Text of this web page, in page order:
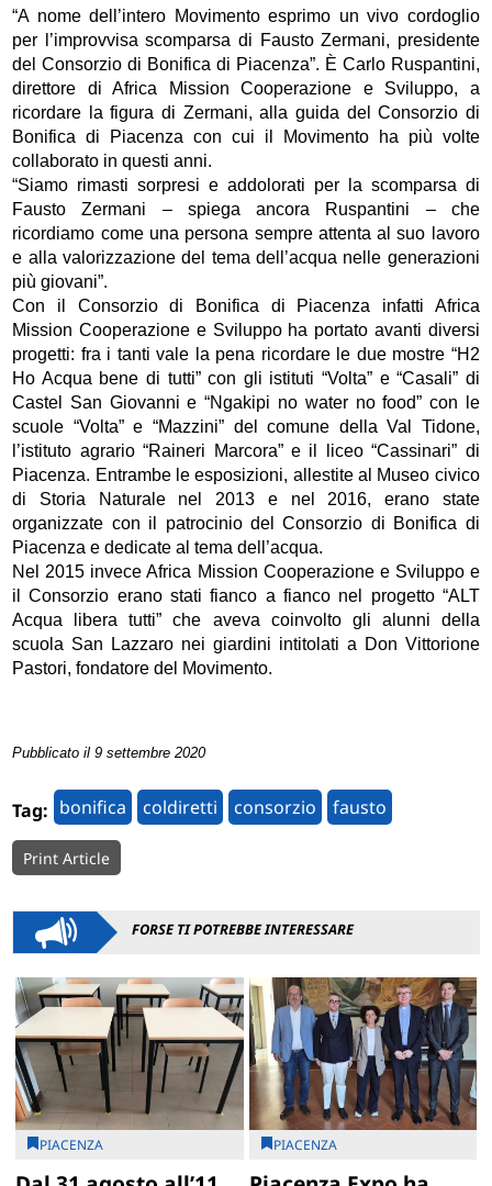
“A nome dell’intero Movimento esprimo un vivo cordoglio
per l’improvvisa scomparsa di Fausto Zermani, presidente
del Consorzio di Bonifica di Piacenza”. È Carlo Ruspantini,
direttore di Africa Mission Cooperazione e Sviluppo, a
ricordare la figura di Zermani, alla guida del Consorzio di
Bonifica di Piacenza con cui il Movimento ha più volte
collaborato in questi anni.
“Siamo rimasti sorpresi e addolorati per la scomparsa di
Fausto Zermani – spiega ancora Ruspantini – che
ricordiamo come una persona sempre attenta al suo lavoro
e alla valorizzazione del tema dell’acqua nelle generazioni
più giovani”.
Con il Consorzio di Bonifica di Piacenza infatti Africa
Mission Cooperazione e Sviluppo ha portato avanti diversi
progetti: fra i tanti vale la pena ricordare le due mostre “H2
Ho Acqua bene di tutti” con gli istituti “Volta” e “Casali” di
Castel San Giovanni e “Ngakipi no water no food” con le
scuole “Volta” e “Mazzini” del comune della Val Tidone,
l’istituto agrario “Raineri Marcora” e il liceo “Cassinari” di
Piacenza. Entrambe le esposizioni, allestite al Museo civico
di Storia Naturale nel 2013 e nel 2016, erano state
organizzate con il patrocinio del Consorzio di Bonifica di
Piacenza e dedicate al tema dell’acqua.
Nel 2015 invece Africa Mission Cooperazione e Sviluppo e
il Consorzio erano stati fianco a fianco nel progetto “ALT
Acqua libera tutti” che aveva coinvolto gli alunni della
scuola San Lazzaro nei giardini intitolati a Don Vittorione
Pastori, fondatore del Movimento.
Pubblicato il 9 settembre 2020
Tag: bonifica coldiretti consorzio fausto
Print Article
FORSE TI POTREBBE INTERESSARE
PIACENZA PIACENZA